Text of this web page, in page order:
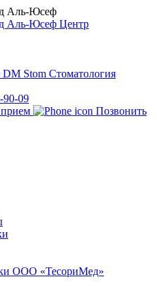
Центр
Стоматология
90-09
прием
Позвонить
ООО «ТесориМед»